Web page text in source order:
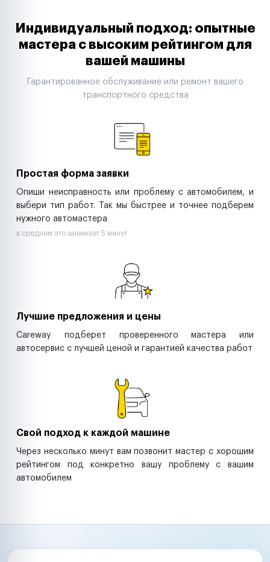
Таксопарки
Автодилеры
Строительные компании
Аренда спецтехники
Индивидуальный подход: опытные
мастера с высоким рейтингом для
вашей машины
Гарантированное обслуживание или ремонт вашего
транспортного средства
Простая форма заявки
Опиши неисправность или проблему с автомобилем, и
выбери тип работ. Так мы быстрее и точнее подберем
нужного автомастера
в среднем это занимает 5 минут
Лучшие предложения и цены
Careway подберет проверенного мастера или
автосервис с лучшей ценой и гарантией качества работ
Свой подход к каждой машине
Через несколько минут вам позвонит мастер с хорошим
рейтингом под конкретно вашу проблему с вашим
автомобилем